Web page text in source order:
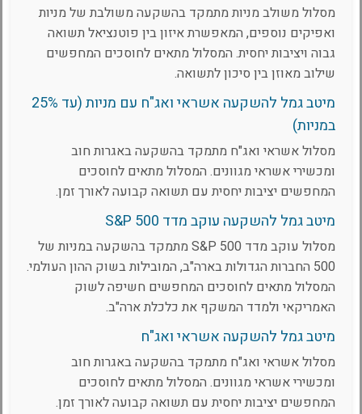
מסלול משולב מניות מתמקד בהשקעה משולבת של מניות
ואפיקים נוספים, המאפשרת איזון בין פוטנציאל תשואה
גבוה ויציבות יחסית. המסלול מתאים לחוסכים המחפשים
שילוב מאוזן בין סיכון לתשואה.
מיטב גמל להשקעה אשראי ואג"ח עם מניות (עד 25%
במניות)
מסלול אשראי ואג"ח מתמקד בהשקעה באגרות חוב
ומכשירי אשראי מגוונים. המסלול מתאים לחוסכים
המחפשים יציבות יחסית עם תשואה קבועה לאורך זמן.
מיטב גמל להשקעה עוקב מדד S&P 500
מסלול עוקב מדד S&P 500 מתמקד בהשקעה במניות של
500 החברות הגדולות בארה"ב, המובילות בשוק ההון העולמי.
המסלול מתאים לחוסכים המחפשים חשיפה לשוק
האמריקאי ולמדד המשקף את כלכלת ארה"ב.
מיטב גמל להשקעה אשראי ואג"ח
מסלול אשראי ואג"ח מתמקד בהשקעה באגרות חוב
ומכשירי אשראי מגוונים. המסלול מתאים לחוסכים
המחפשים יציבות יחסית עם תשואה קבועה לאורך זמן.